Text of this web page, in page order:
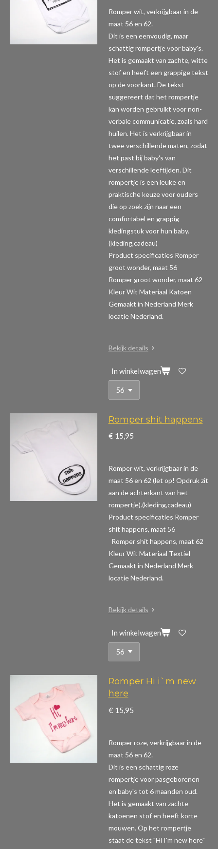
Romper wit, verkrijgbaar in de
maat 56 en 62.
Dit is een eenvoudig, maar
schattig rompertje voor baby's.
Het is gemaakt van zachte, witte
stof en heeft een grappige tekst
op de voorkant. De tekst
suggereert dat het rompertje
kan worden gebruikt voor non-
verbale communicatie, zoals hard
huilen. Het is verkrijgbaar in
twee verschillende maten, zodat
het past bij baby's van
verschillende leeftijden. Dit
rompertje is een leuke en
praktische keuze voor ouders
die op zoek zijn naar een
comfortabel en grappig
kledingstuk voor hun baby.
(kleding,cadeau)
Product specificaties Romper
groot wonder, maat 56
Romper groot wonder, maat 62
Kleur Wit Materiaal Katoen
Gemaakt in Nederland Merk
locatie Nederland.
Bekijk details
In winkelwagen
Romper shit happens
€ 15,95
Romper wit, verkrijgbaar in de
maat 56 en 62 (let op! Opdruk zit
aan de achterkant van het
rompertje).(kleding,cadeau)
Product specificaties Romper
shit happens, maat 56
Romper shit happens, maat 62
Kleur Wit Materiaal Textiel
Gemaakt in Nederland Merk
locatie Nederland.
Bekijk details
In winkelwagen
Romper Hi i`m new
here
€ 15,95
Romper roze, verkrijgbaar in de
maat 56 en 62.
Dit is een schattig roze
rompertje voor pasgeborenen
en baby's tot 6 maanden oud.
Het is gemaakt van zachte
katoenen stof en heeft korte
mouwen. Op het rompertje
staat de tekst "Hi I'm new here"